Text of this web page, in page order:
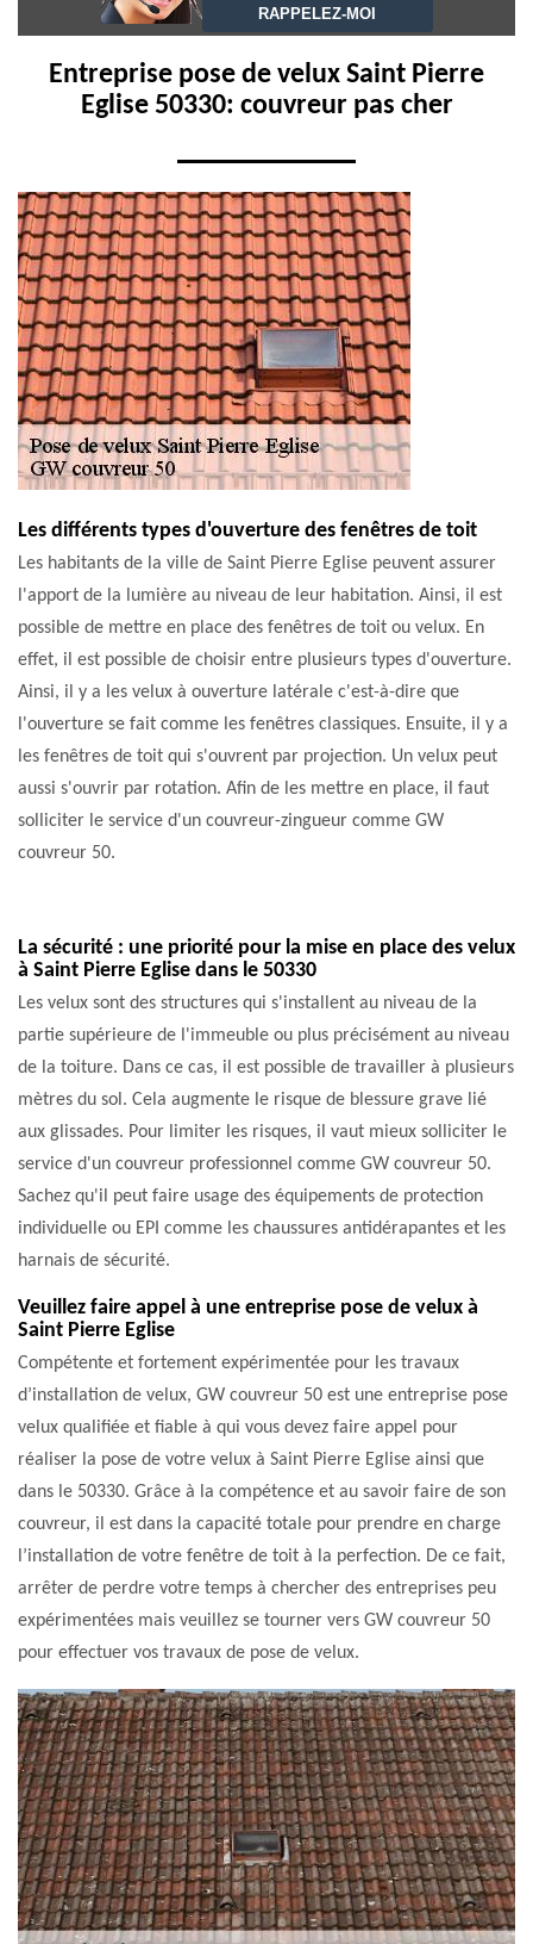
Entreprise pose de velux Saint Pierre
Eglise 50330: couvreur pas cher
Les différents types d'ouverture des fenêtres de toit
Les habitants de la ville de Saint Pierre Eglise peuvent assurer
l'apport de la lumière au niveau de leur habitation. Ainsi, il est
possible de mettre en place des fenêtres de toit ou velux. En
effet, il est possible de choisir entre plusieurs types d'ouverture.
Ainsi, il y a les velux à ouverture latérale c'est-à-dire que
l'ouverture se fait comme les fenêtres classiques. Ensuite, il y a
les fenêtres de toit qui s'ouvrent par projection. Un velux peut
aussi s'ouvrir par rotation. Afin de les mettre en place, il faut
solliciter le service d'un couvreur-zingueur comme GW
couvreur 50.
La sécurité : une priorité pour la mise en place des velux
à Saint Pierre Eglise dans le 50330
Les velux sont des structures qui s'installent au niveau de la
partie supérieure de l'immeuble ou plus précisément au niveau
de la toiture. Dans ce cas, il est possible de travailler à plusieurs
mètres du sol. Cela augmente le risque de blessure grave lié
aux glissades. Pour limiter les risques, il vaut mieux solliciter le
service d'un couvreur professionnel comme GW couvreur 50.
Sachez qu'il peut faire usage des équipements de protection
individuelle ou EPI comme les chaussures antidérapantes et les
harnais de sécurité.
Veuillez faire appel à une entreprise pose de velux à
Saint Pierre Eglise
Compétente et fortement expérimentée pour les travaux
d’installation de velux, GW couvreur 50 est une entreprise pose
velux qualifiée et fiable à qui vous devez faire appel pour
réaliser la pose de votre velux à Saint Pierre Eglise ainsi que
dans le 50330. Grâce à la compétence et au savoir faire de son
couvreur, il est dans la capacité totale pour prendre en charge
l’installation de votre fenêtre de toit à la perfection. De ce fait,
arrêter de perdre votre temps à chercher des entreprises peu
expérimentées mais veuillez se tourner vers GW couvreur 50
pour effectuer vos travaux de pose de velux.